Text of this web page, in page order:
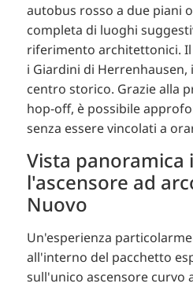
autobus rosso a due piani
completa di luoghi
riferimento architettonici.
i Giardini di Herrenhausen,
centro storico. Grazie alla
hop-off, è possibile
senza essere vincolati a
Vista panoramica
l'ascensore ad
Nuovo
Un'esperienza
all'interno del pacchetto
sull'unico ascensore curvo